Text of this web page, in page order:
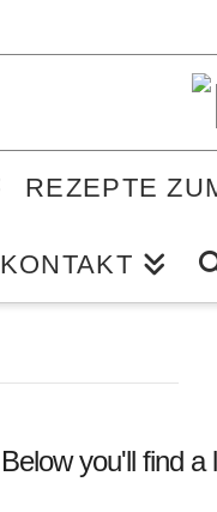
REZEPTE
KONTAKT
Below you'll find